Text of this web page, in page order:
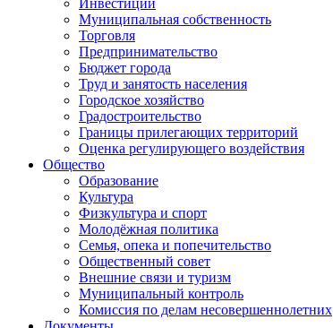
Инвестиции
Муниципальная собственность
Торговля
Предпринимательство
Бюджет города
Труд и занятость населения
Городское хозяйство
Градостроительство
Границы прилегающих территорий
Оценка регулирующего воздействия
Общество
Образование
Культура
Физкультура и спорт
Молодёжная политика
Семья, опека и попечительство
Общественный совет
Внешние связи и туризм
Муниципальный контроль
Комиссия по делам несовершеннолетних